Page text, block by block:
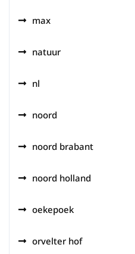
max
natuur
nl
noord
noord brabant
noord holland
oekepoek
orvelter hof